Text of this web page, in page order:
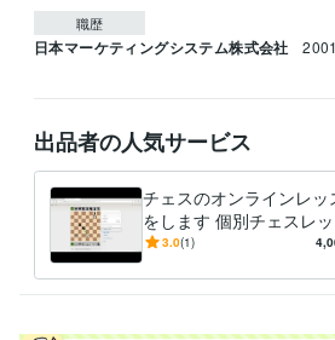
職歴
日本マーケティングシステム株式会社
出品者の人気サービス
チェスのオンラインレッ
をします 個別チェスレ
ン（BAN経験なし！）
3.0(1)